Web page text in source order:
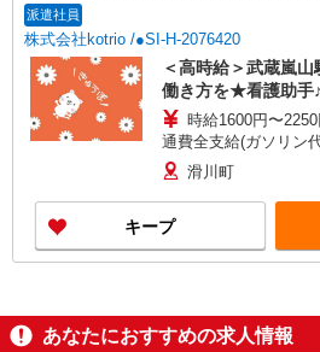
派遣社員
株式会社kotrio /●SI-H-2076420
＜高時給＞武蔵嵐
働き方を★看護助手♪
時給1600円〜
通費全支給(ガソリン
滑川町
キープ
あなたにおすすめの求人情報